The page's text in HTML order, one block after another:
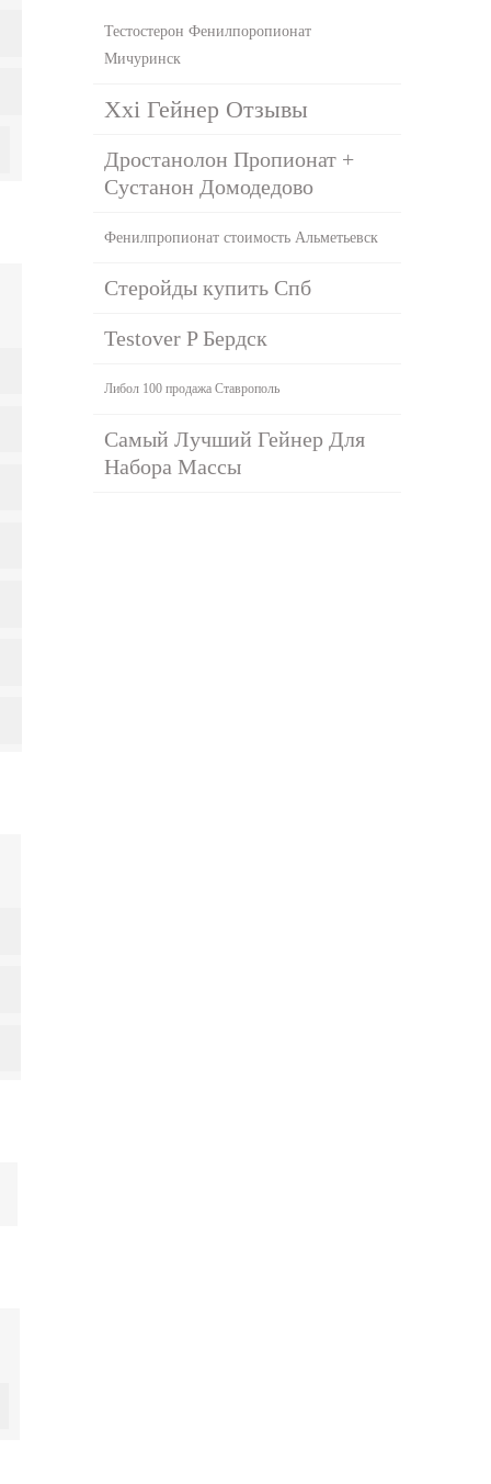
Тестостерон Фенилпоропионат
Мичуринск
Xxi Гейнер Отзывы
Дростанолон Пропионат +
Сустанон Домодедово
Фенилпропионат стоимость Альметьевск
Стеройды купить Спб
Testover P Бердск
Либол 100 продажа Ставрополь
Самый Лучший Гейнер Для
Набора Массы